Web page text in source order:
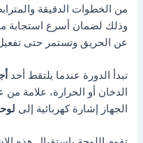
من الخطوات الدقيقة
وذلك لضمان أسرع استجابة
عن الحريق وتستمر حتى
تبدأ الدورة عندما يلتقط أحد
الدخان أو الحرارة، علامة من
الجهاز إشارة كهربائية إلى